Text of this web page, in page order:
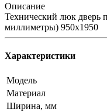
Описание
Технический люк дверь
миллиметры) 950x1950
Характеристики
Модель
Материал
Ширина, мм